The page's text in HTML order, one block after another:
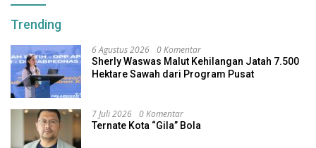
Trending
6 Agustus 2026 0 Komentar
Sherly Waswas Malut Kehilangan Jatah 7.500
Hektare Sawah dari Program Pusat
7 Juli 2026 0 Komentar
Ternate Kota “Gila” Bola